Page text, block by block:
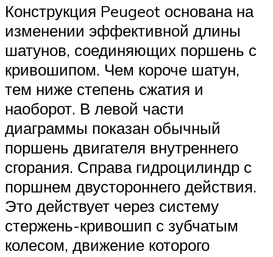
Конструкция Peugeot основана на
изменении эффективной длины
шатунов, соединяющих поршень с
кривошипом. Чем короче шатун,
тем ниже степень сжатия и
наоборот. В левой части
диаграммы показан обычный
поршень двигателя внутреннего
сгорания. Справа гидроцилиндр с
поршнем двустороннего действия.
Это действует через систему
стержень-кривошип с зубчатым
колесом, движение которого